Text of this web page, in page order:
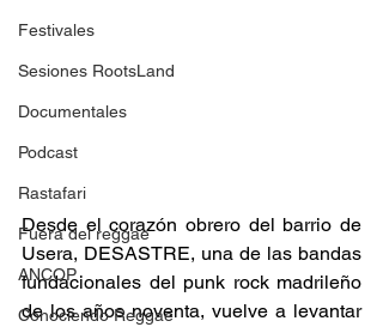
Festivales
Sesiones RootsLand
Documentales
Podcast
Rastafari
Fuera del reggae
ANCOP
Conociendo Reggae
Desde el corazón obrero del barrio de
Usera, DESASTRE, una de las bandas
fundacionales del punk rock madrileño
de los años noventa, vuelve a levantar